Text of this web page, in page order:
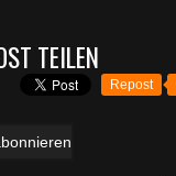
TEILEN
Repost